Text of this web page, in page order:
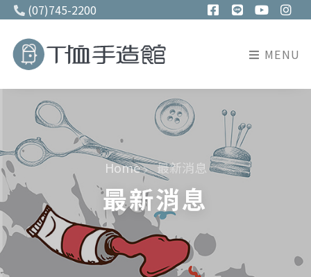
(07)745-2200
MENU
Home 最新消息
最新消息